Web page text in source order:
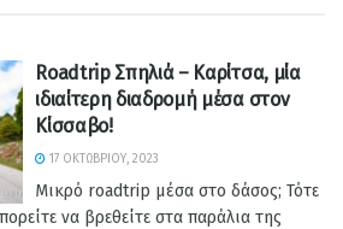
Roadtrip Σπηλιά – Καρίτσα, μία
ιδιαίτερη διαδρομή μέσα στον
Κίσσαβο!
17 ΟΚΤΩΒΡΊΟΥ, 2023
Μικρό roadtrip μέσα στο δάσος; Τότε
να βρεθείτε στα παράλια της